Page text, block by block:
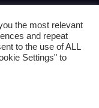
con Gusto
the most relevant
and repeat
to the use of ALL
Settings" to